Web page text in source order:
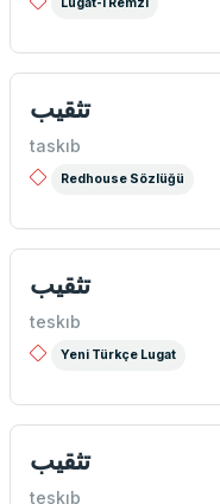
تثقيب
taskıb
Redhouse Sözlüğü
تثقيب
teskıb
Yeni Türkçe Lugat
تثقیب
teskıb